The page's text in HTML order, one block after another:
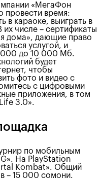
«МегаФон
провести время:
в караоке, выиграть в
числе – сертификаты
дома», дающие право
услугой, и
000 до 10 000 Мб.
будет
чтобы
фото и видео с
с цифровыми
приложения, в том
3.0».
по мобильным
На PlayStation
Kombat». Общий
– 15 000 сомони.